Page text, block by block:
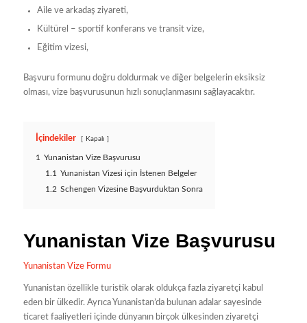
Aile ve arkadaş ziyareti,
Kültürel – sportif konferans ve transit vize,
Eğitim vizesi,
Başvuru formunu doğru doldurmak ve diğer belgelerin eksiksiz
olması, vize başvurusunun hızlı sonuçlanmasını sağlayacaktır.
İçindekiler Kapalı
1 Yunanistan Vize Başvurusu
1.1 Yunanistan Vizesi için İstenen Belgeler
1.2 Schengen Vizesine Başvurduktan Sonra
Yunanistan Vize Başvurusu
Yunanistan Vize Formu
Yunanistan özellikle turistik olarak oldukça fazla ziyaretçi kabul
eden bir ülkedir. Ayrıca Yunanistan’da bulunan adalar sayesinde
ticaret faaliyetleri içinde dünyanın birçok ülkesinden ziyaretçi